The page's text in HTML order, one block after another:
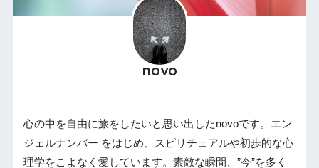
novo
心の中を自由に旅をしたいと思い出したnovoです。エン
ジェルナンバー をはじめ、スピリチュアルや初歩的な心
理学をこよなく愛しています。素敵な瞬間、”今”を多く